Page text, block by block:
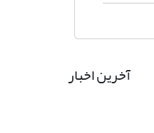
آخرین اخبار